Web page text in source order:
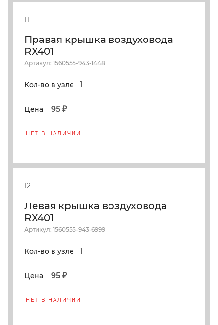
11
Правая крышка воздуховода
RX401
Артикул: 1560555-943-1448
Кол-во в узле 1
Цена 95 ₽
НЕТ В НАЛИЧИИ
12
Левая крышка воздуховода
RX401
Артикул: 1560555-943-6999
Кол-во в узле 1
Цена 95 ₽
НЕТ В НАЛИЧИИ